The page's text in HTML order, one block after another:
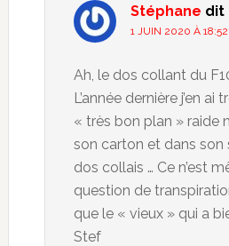
Stéphane dit
1 JUIN 2020 À 18:52
Ah, le dos collant du
L’année dernière j’en
« très bon plan » raide
son carton et dans son
dos collais … Ce n’est
question de
que le « vieux » qui a
Stef